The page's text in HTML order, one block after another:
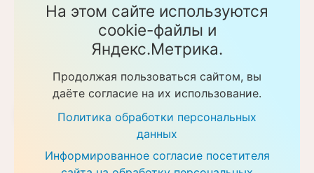
Гражданского кодекса Российской Федерации. Перед
получением услуги необходимо уточнять цены у
ответственных сотрудников клиники. Предоставление
услуг осуществляется на основании договора об
Политика обработки персональных данных
Скачать прайс-листы
На этом сайте используются
cookie-файлы и
Яндекс.Метрика.
Продолжая пользоваться сайтом, вы
даёте согласие на их использование.
Политика обработки персональных
данных
Информированное согласие посетителя